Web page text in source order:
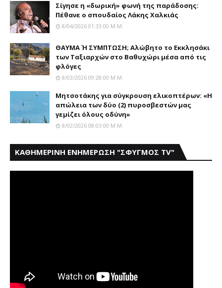
Σίγησε η «δωρική» φωνή της παράδοσης:
Πέθανε o σπουδαίος Λάκης Xαλκιάς
8/04/2026 01:33:00 Μ.μ.
ΘΑΥΜΑ Ή ΣΥΜΠΤΩΣΗ; Aλώβητο το Eκκλησάκι
των Tαξιαρχών στο Bαθυχώρι μέσα από τις
φλόγες
8/03/2026 09:28:00 Μ.μ.
Μητσοτάκης για σύγκρουση ελικοπτέρων: «Η
απώλεια των δύο (2) πυροσβεστών μας
γεμίζει όλους οδύνη»
8/02/2026 08:03:00 Μ.μ.
ΚΑΘΗΜΕΡΙΝΗ ΕΝΗΜΕΡΩΣΗ "ΣΦΥΓΜΟΣ TV"